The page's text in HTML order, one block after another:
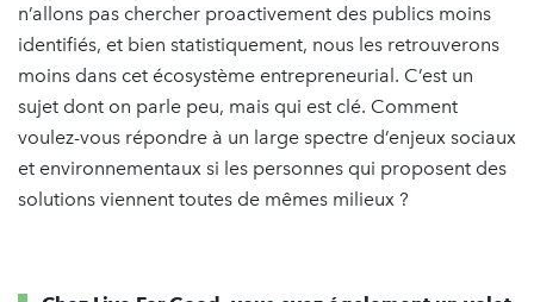
n’allons pas chercher proactivement des publics moins
identifiés, et bien statistiquement, nous les retrouverons
moins dans cet écosystème entrepreneurial. C’est un
sujet dont on parle peu, mais qui est clé. Comment
voulez-vous répondre à un large spectre d’enjeux sociaux
et environnementaux si les personnes qui proposent des
solutions viennent toutes de mêmes milieux ?